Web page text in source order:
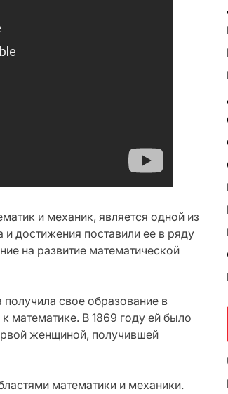
и механик, является одной из
достижения поставили ее в ряду
на развитие математической
свое образование в
математике. В 1869 году ей было
женщиной, получившей
математики и механики.